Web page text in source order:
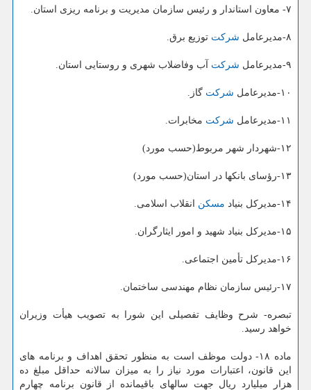
۷- معاون استاندار و رئیس سازمان مدیریت و برنامه ریزی استان.
۸-مدیرعامل شركت توزیع برق.
۹-مدیرعامل شركت آب وفاضلاب شهری و روستایی استان.
۱۰-مدیرعامل شركت گاز.
۱۱-مدیرعامل شركت مخابرات.
۱۲-شهردار شهر مربوط(حسب مورد)
۱۳-رؤسای بانكها در استان(حسب مورد)
۱۴-مدیركل بنیاد مسكن انقلاب اسلامی.
۱۵-مدیركل بنیاد شهید و امور ایثارگران.
۱۶-مدیركل تأمین اجتماعی.
۱۷-رئیس سازمان نظام مهندسی ساختمان.
تبصره- شرح وظایف تفصیلی این شورا به تصویب هیأت وزیران
خواهد رسید.
ماده ۱۸- دولت موظف است به منظور تحقق اهداف و برنامه های
این قانون، اعتبارات مورد نیاز را به میزان سالانه حداقل مبلغ ده
هزار میلیارد ریال جهت سالهای باقیمانده از قانون برنامه چهارم